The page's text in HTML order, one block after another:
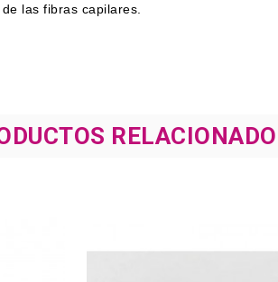
las fibras capilares.